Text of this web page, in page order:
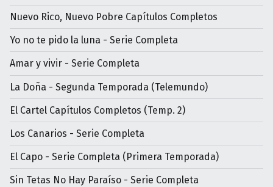
Nuevo Rico, Nuevo Pobre Capítulos Completos
Yo no te pido la luna - Serie Completa
Amar y vivir - Serie Completa
La Doña - Segunda Temporada (Telemundo)
El Cartel Capítulos Completos (Temp. 2)
Los Canarios - Serie Completa
El Capo - Serie Completa (Primera Temporada)
Sin Tetas No Hay Paraíso - Serie Completa